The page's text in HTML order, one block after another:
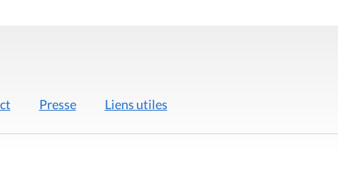
Presse Liens utiles